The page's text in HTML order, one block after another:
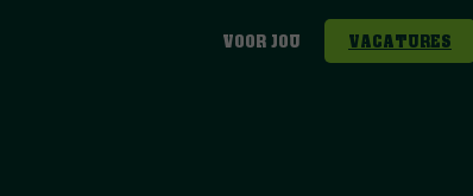
VOOR JOU VACATURES